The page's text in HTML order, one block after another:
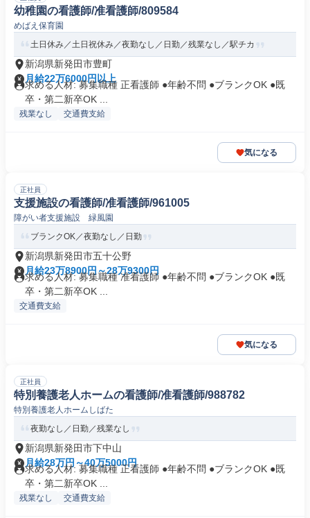
幼稚園の看護師/准看護師/809584
めばえ保育園
土日休み／土日祝休み／夜勤なし／日勤／残業なし／駅チカ
新潟県新発田市豊町
月給22万6000円以上
求める人材: 募集職種 正看護師 ●年齢不問 ●ブランクOK ●既
卒・第二新卒OK ...
残業なし 交通費支給
気になる
正社員
支援施設の看護師/准看護師/961005
障がい者支援施設 緑風園
ブランクOK／夜勤なし／日勤
新潟県新発田市五十公野
月給23万8900円～28万9300円
求める人材: 募集職種 准看護師 ●年齢不問 ●ブランクOK ●既
卒・第二新卒OK ...
交通費支給
気になる
正社員
特別養護老人ホームの看護師/准看護師/988782
特別養護老人ホームしばた
夜勤なし／日勤／残業なし
新潟県新発田市下中山
月給28万円～40万5000円
求める人材: 募集職種 正看護師 ●年齢不問 ●ブランクOK ●既
卒・第二新卒OK ...
残業なし 交通費支給